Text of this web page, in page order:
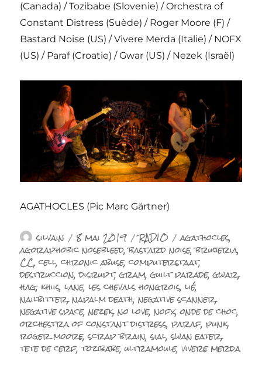
(Canada) / Tozibabe (Slovenie) / Orchestra of
Constant Distress (Suède) / Roger Moore (F) /
Bastard Noise (US) / Vivere Merda (Italie) / NOFX
(US) / Paraf (Croatie) / Gwar (US) / Nezek (Israël)
AGATHOCLES (Pic Marc Gärtner)
Auteur
silvain Publié
le
8 mai 2019 Catégories
RADIO Étiquettes
agathocles,
agoraphobic nosebleed,bastard noise,brujeria,
CC,cell,chronic abuse,computerstaat,
destruccion,disrupt,gram,guilt parade,gwar,
hag,khiis,lane,les chevals hongrois,lié,
nailbitter,napalm death,negative scanner,
negative space,nezek,no love,nofx,onde de choc,
orchestra of constant distress,paraf,punk,
roger moore,scrap brain,sial,swan eater,
tete de cerf,tozibabe,ultramoule,vivere merda